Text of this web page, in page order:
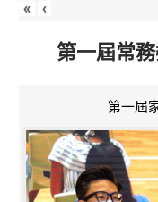
« ‹
第一屆常
第一屆